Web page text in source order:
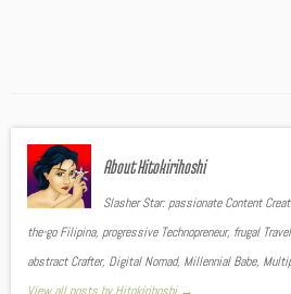
About Hitokirihoshi
Slasher Star: passionate Content
the-go Filipina, progressive Technopreneur, frugal
abstract Crafter, Digital Nomad, Millennial Babe,